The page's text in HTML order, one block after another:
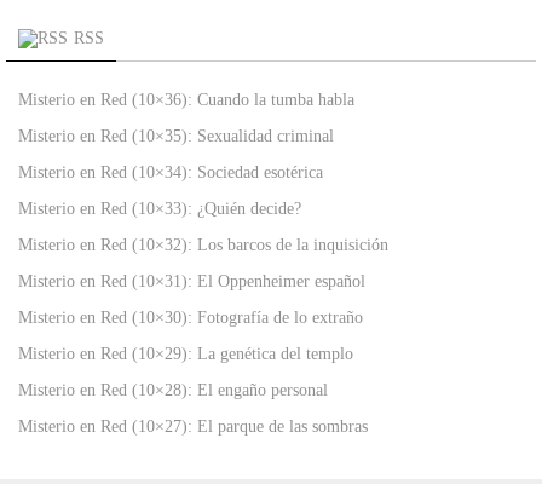
RSS
Misterio en Red (10×36): Cuando la tumba habla
Misterio en Red (10×35): Sexualidad criminal
Misterio en Red (10×34): Sociedad esotérica
Misterio en Red (10×33): ¿Quién decide?
Misterio en Red (10×32): Los barcos de la inquisición
Misterio en Red (10×31): El Oppenheimer español
Misterio en Red (10×30): Fotografía de lo extraño
Misterio en Red (10×29): La genética del templo
Misterio en Red (10×28): El engaño personal
Misterio en Red (10×27): El parque de las sombras